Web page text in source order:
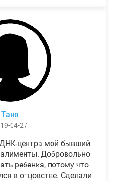
Таня
04-27
центра мой бывший
Добровольно
ребенка, потому что
в отцовстве. Сделали